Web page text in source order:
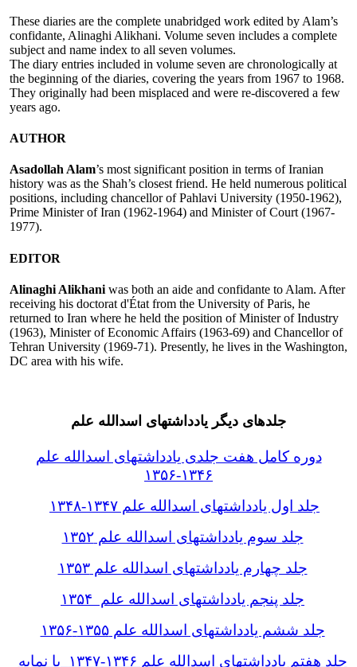
These diaries are the complete unabridged work edited by Alam’s
confidante, Alinaghi Alikhani. Volume seven includes a complete
subject and name index to all seven volumes.
The diary entries included in volume seven are chronologically at
the beginning of the diaries, covering the years from 1967 to 1968.
They originally had been misplaced and were re-discovered a few
years ago.
AUTHOR
Asadollah Alam’s most significant position in terms of Iranian
history was as the Shah’s closest friend. He held numerous political
positions, including chancellor of Pahlavi University (1950-1962),
Prime Minister of Iran (1962-1964) and Minister of Court (1967-
1977).
EDITOR
Alinaghi Alikhani was both an aide and confidante to Alam. After
receiving his doctorat d'État from the University of Paris, he
returned to Iran where he held the position of Minister of Industry
(1963), Minister of Economic Affairs (1963-69) and Chancellor of
Tehran University (1969-71). Presently, he lives in the Washington,
DC area with his wife.
جلدهای دیگر یادداشتهای اسدالله علم
دوره کامل هفت جلدی یادداشتهای اسدالله علم
۱۳۴۶-۱۳۵۶
جلد اول یادداشتهای اسدالله علم ۱۳۴۷-۱۳۴۸
جلد سوم یادداشتهای اسدالله علم ۱۳۵۲
جلد چهارم یادداشتهای اسدالله علم ۱۳۵۳
جلد پنجم یادداشتهای اسدالله علم ۱۳۵۴
جلد ششم یادداشتهای اسدالله علم ۱۳۵۵-۱۳۵۶
جلد هفتم یادداشتهای اسدالله علم ۱۳۴۶-۱۳۴۷ با نمایه